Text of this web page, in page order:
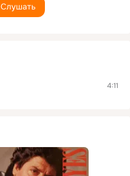
Слушать
4:11